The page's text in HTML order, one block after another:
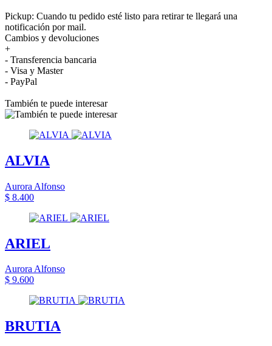
Pickup: Cuando tu pedido esté listo para retirar te llegará una
notificación por mail.
Cambios y devoluciones
+
- Transferencia bancaria
- Visa y Master
- PayPal
También te puede interesar
ALVIA
Aurora Alfonso
$ 8.400
ARIEL
Aurora Alfonso
$ 9.600
BRUTIA